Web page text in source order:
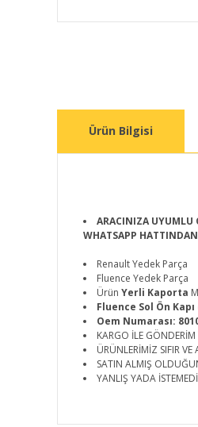
Ürün Bilgisi
ARACINIZA UYUMLU
WHATSAPP
Renault Yedek Parça
Fluence Yedek Parça
Ürün Yerli Kaporta
Fluence Sol Ön
Oem Numarası:
KARGO İLE
ÜRÜNLERİMİZ SIFIR
SATIN ALMIŞ
YANLIŞ YADA